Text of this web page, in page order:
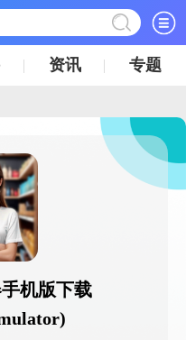
资讯 专题
机版下载